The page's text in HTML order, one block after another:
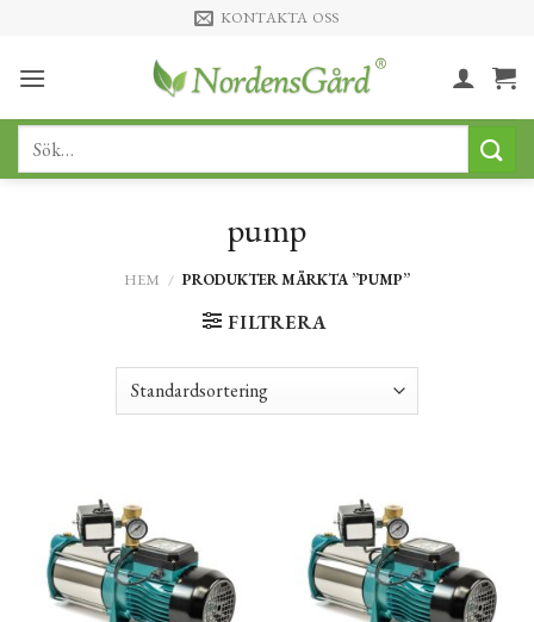
content
KONTAKTA OSS
Sök
pump
HEM / PRODUKTER MÄRKTA ”PUMP”
FILTRERA